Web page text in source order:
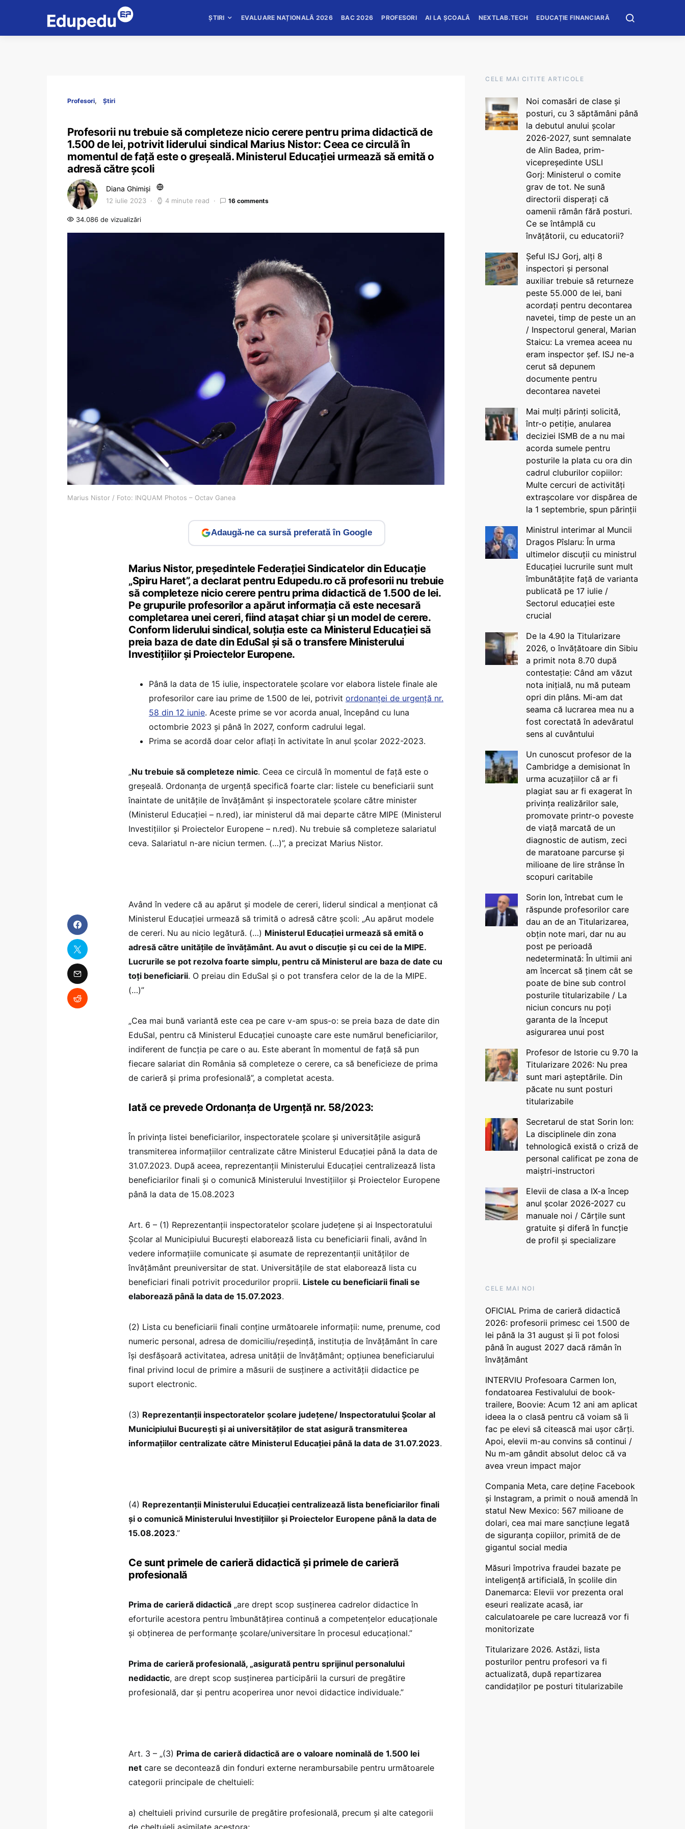
ȘTIRI EVALUARE NAȚIONALĂ 2026 BAC 2026 PROFESORI AI LA ȘCOALĂ NEXTLAB.TECH EDUCAȚIE FINANCIARĂ
Profesori Știri
Profesorii nu trebuie să completeze nicio cerere pentru prima didactică de
1.500 de lei, potrivit liderului sindical Marius Nistor: Ceea ce circulă în
momentul de față este o greșeală. Ministerul Educației urmează să emită o
adresă către școli
Diana Ghimiși
12 iulie 2023 4 minute read 16 comments
34.086 de vizualizări
Marius Nistor / Foto: INQUAM Photos – Octav Ganea
Adaugă-ne ca sursă preferată în Google
Marius Nistor, președintele Federației Sindicatelor din Educație
„Spiru Haret”, a declarat pentru Edupedu.ro că profesorii nu trebuie
să completeze nicio cerere pentru prima didactică de 1.500 de lei.
Pe grupurile profesorilor a apărut informația că este necesară
completarea unei cereri, fiind atașat chiar și un model de cerere.
Conform liderului sindical, soluția este ca Ministerul Educației să
preia baza de date din EduSal și să o transfere Ministerului
Investițiilor și Proiectelor Europene.
Până la data de 15 iulie, inspectoratele școlare vor elabora listele finale ale
profesorilor care iau prime de 1.500 de lei, potrivit ordonanței de urgență nr.
58 din 12 iunie. Aceste prime se vor acorda anual, începând cu luna
octombrie 2023 și până în 2027, conform cadrului legal.
Prima se acordă doar celor aflați în activitate în anul școlar 2022-2023.
„Nu trebuie să completeze nimic. Ceea ce circulă în momentul de față este o
greșeală. Ordonanța de urgență specifică foarte clar: listele cu beneficiarii sunt
înaintate de unitățile de învățământ și inspectoratele școlare către minister
(Ministerul Educației – n.red), iar ministerul dă mai departe către MIPE (Ministerul
Investițiilor și Proiectelor Europene – n.red). Nu trebuie să completeze salariatul
ceva. Salariatul n-are niciun termen. (…)”, a precizat Marius Nistor.
Având în vedere că au apărut și modele de cereri, liderul sindical a menționat că
Ministerul Educației urmează să trimită o adresă către școli: „Au apărut modele
de cereri. Nu au nicio legătură. (…) Ministerul Educației urmează să emită o
adresă către unitățile de învățământ. Au avut o discuție și cu cei de la MIPE.
Lucrurile se pot rezolva foarte simplu, pentru că Ministerul are baza de date cu
toți beneficiarii. O preiau din EduSal și o pot transfera celor de la de la MIPE.
(…)”
„Cea mai bună variantă este cea pe care v-am spus-o: se preia baza de date din
EduSal, pentru că Ministerul Educației cunoaște care este numărul beneficiarilor,
indiferent de funcția pe care o au. Este aberant în momentul de față să pun
fiecare salariat din România să completeze o cerere, ca să beneficieze de prima
de carieră și prima profesională”, a completat acesta.
Iată ce prevede Ordonanța de Urgență nr. 58/2023:
În privința listei beneficiarilor, inspectoratele școlare și universitățile asigură
transmiterea informațiilor centralizate către Ministerul Educației până la data de
31.07.2023. După aceea, reprezentanții Ministerului Educației centralizează lista
beneficiarilor finali și o comunică Ministerului Investițiilor și Proiectelor Europene
până la data de 15.08.2023
Art. 6 – (1) Reprezentanții inspectoratelor școlare județene și ai Inspectoratului
Școlar al Municipiului București elaborează lista cu beneficiarii finali, având în
vedere informațiile comunicate și asumate de reprezentanții unităților de
învățământ preuniversitar de stat. Universitățile de stat elaborează lista cu
beneficiari finali potrivit procedurilor proprii. Listele cu beneficiarii finali se
elaborează până la data de 15.07.2023.
(2) Lista cu beneficiarii finali conține următoarele informații: nume, prenume, cod
numeric personal, adresa de domiciliu/reședință, instituția de învățământ în care
își desfășoară activitatea, adresa unității de învățământ; opțiunea beneficiarului
final privind locul de primire a măsurii de susținere a activității didactice pe
suport electronic.
(3) Reprezentanții inspectoratelor școlare județene/ Inspectoratului Școlar al
Municipiului București și ai universităților de stat asigură transmiterea
informațiilor centralizate către Ministerul Educației până la data de 31.07.2023.
(4) Reprezentanții Ministerului Educației centralizează lista beneficiarilor finali
și o comunică Ministerului Investițiilor și Proiectelor Europene până la data de
15.08.2023.”
Ce sunt primele de carieră didactică și primele de carieră
profesională
Prima de carieră didactică „are drept scop susținerea cadrelor didactice în
eforturile acestora pentru îmbunătățirea continuă a competențelor educaționale
și obținerea de performanțe școlare/universitare în procesul educațional.”
Prima de carieră profesională, „asigurată pentru sprijinul personalului
nedidactic, are drept scop susținerea participării la cursuri de pregătire
profesională, dar și pentru acoperirea unor nevoi didactice individuale.”
Art. 3 – „(3) Prima de carieră didactică are o valoare nominală de 1.500 lei
net care se decontează din fonduri externe nerambursabile pentru următoarele
categorii principale de cheltuieli:
a) cheltuieli privind cursurile de pregătire profesională, precum și alte categorii
de cheltuieli asimilate acestora;
CELE MAI CITITE ARTICOLE
Noi comasări de clase și
posturi, cu 3 săptămâni până
la debutul anului școlar
2026-2027, sunt semnalate
de Alin Badea, prim-
vicepreședinte USLI
Gorj: Ministerul o comite
grav de tot. Ne sună
directorii disperați că
oamenii rămân fără posturi.
Ce se întâmplă cu
învățătorii, cu educatorii?
Șeful ISJ Gorj, alți 8
inspectori și personal
auxiliar trebuie să returneze
peste 55.000 de lei, bani
acordați pentru decontarea
navetei, timp de peste un an
/ Inspectorul general, Marian
Staicu: La vremea aceea nu
eram inspector șef. ISJ ne-a
cerut să depunem
documente pentru
decontarea navetei
Mai mulți părinți solicită,
într-o petiție, anularea
deciziei ISMB de a nu mai
acorda sumele pentru
posturile la plata cu ora din
cadrul cluburilor copiilor:
Multe cercuri de activități
extrașcolare vor dispărea de
la 1 septembrie, spun părinții
Ministrul interimar al Muncii
Dragos Pîslaru: În urma
ultimelor discuții cu ministrul
Educației lucrurile sunt mult
îmbunătățite față de varianta
publicată pe 17 iulie /
Sectorul educației este
crucial
De la 4.90 la Titularizare
2026, o învățătoare din Sibiu
a primit nota 8.70 după
contestație: Când am văzut
nota inițială, nu mă puteam
opri din plâns. Mi-am dat
seama că lucrarea mea nu a
fost corectată în adevăratul
sens al cuvântului
Un cunoscut profesor de la
Cambridge a demisionat în
urma acuzațiilor că ar fi
plagiat sau ar fi exagerat în
privința realizărilor sale,
promovate printr-o poveste
de viață marcată de un
diagnostic de autism, zeci
de maratoane parcurse și
milioane de lire strânse în
scopuri caritabile
Sorin Ion, întrebat cum le
răspunde profesorilor care
dau an de an Titularizarea,
obțin note mari, dar nu au
post pe perioadă
nedeterminată: În ultimii ani
am încercat să ținem cât se
poate de bine sub control
posturile titularizabile / La
niciun concurs nu poți
garanta de la început
asigurarea unui post
Profesor de Istorie cu 9.70 la
Titularizare 2026: Nu prea
sunt mari așteptările. Din
păcate nu sunt posturi
titularizabile
Secretarul de stat Sorin Ion:
La disciplinele din zona
tehnologică există o criză de
personal calificat pe zona de
maiștri-instructori
Elevii de clasa a IX-a încep
anul școlar 2026-2027 cu
manuale noi / Cărțile sunt
gratuite și diferă în funcție
de profil și specializare
CELE MAI NOI
OFICIAL Prima de carieră didactică
2026: profesorii primesc cei 1.500 de
lei până la 31 august și îi pot folosi
până în august 2027 dacă rămân în
învățământ
INTERVIU Profesoara Carmen Ion,
fondatoarea Festivalului de book-
trailere, Boovie: Acum 12 ani am aplicat
ideea la o clasă pentru că voiam să îi
fac pe elevi să citească mai ușor cărți.
Apoi, elevii m-au convins să continui /
Nu m-am gândit absolut deloc că va
avea vreun impact major
Compania Meta, care deține Facebook
și Instagram, a primit o nouă amendă în
statul New Mexico: 567 milioane de
dolari, cea mai mare sancțiune legată
de siguranța copiilor, primită de de
gigantul social media
Măsuri împotriva fraudei bazate pe
inteligență artificială, în școlile din
Danemarca: Elevii vor prezenta oral
eseuri realizate acasă, iar
calculatoarele pe care lucrează vor fi
monitorizate
Titularizare 2026. Astăzi, lista
posturilor pentru profesori va fi
actualizată, după repartizarea
candidaților pe posturi titularizabile